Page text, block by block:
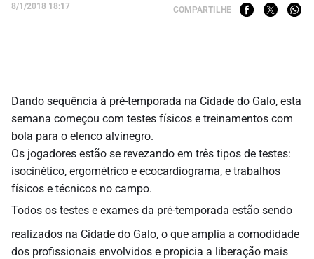
8/1/2018 18:17 COMPARTILHE
Dando sequência à pré-temporada na Cidade do Galo, esta
semana começou com testes físicos e treinamentos com
bola para o elenco alvinegro.
Os jogadores estão se revezando em três tipos de testes:
isocinético, ergométrico e ecocardiograma, e trabalhos
físicos e técnicos no campo.
Todos os testes e exames da pré-temporada estão sendo
realizados na Cidade do Galo, o que amplia a comodidade
dos profissionais envolvidos e propicia a liberação mais